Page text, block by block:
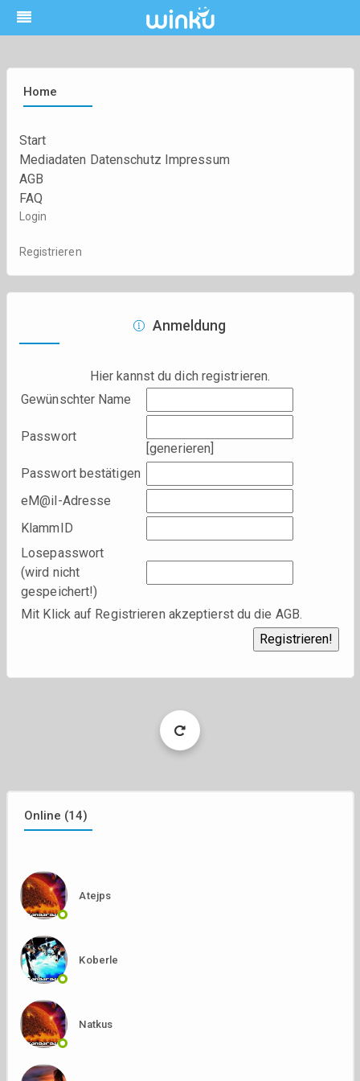
Home
Start
Mediadaten Datenschutz Impressum
AGB
FAQ
Login
Registrieren
Anmeldung
Hier kannst du dich registrieren.
Gewünschter Name
Passwort
[generieren]
Passwort bestätigen
eM@il-Adresse
KlammID
Losepasswort
(wird nicht
gespeichert!)
Mit Klick auf Registrieren akzeptierst du die AGB.
Load
More
Online (14)
Atejps
Koberle
Natkus